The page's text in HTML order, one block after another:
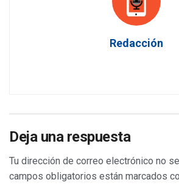
Redacción
Deja una respuesta
Tu dirección de correo electrónico no
campos obligatorios están marcados